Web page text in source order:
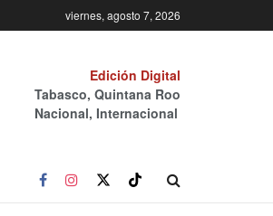
viernes, agosto 7, 2026
Edición Digital
Tabasco, Quintana Roo
Nacional, Internacional